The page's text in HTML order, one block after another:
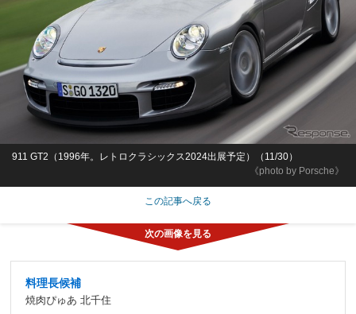
《photo by Porsche》
911 GT2（1996年。レトロクラシックス2024出展予定）（11/30）
この記事へ戻る
料理長候補
焼肉ぴゅあ 北千住